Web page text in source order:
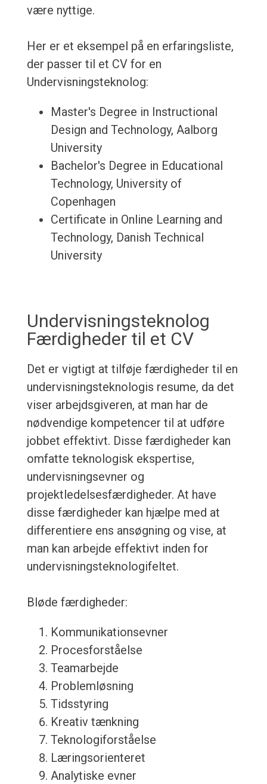
være nyttige.
Her er et eksempel på en erfaringsliste,
der passer til et CV for en
Undervisningsteknolog:
Master's Degree in Instructional
Design and Technology, Aalborg
University
Bachelor's Degree in Educational
Technology, University of
Copenhagen
Certificate in Online Learning and
Technology, Danish Technical
University
Undervisningsteknolog
Færdigheder til et CV
Det er vigtigt at tilføje færdigheder til en
undervisningsteknologis resume, da det
viser arbejdsgiveren, at man har de
nødvendige kompetencer til at udføre
jobbet effektivt. Disse færdigheder kan
omfatte teknologisk ekspertise,
undervisningsevner og
projektledelsesfærdigheder. At have
disse færdigheder kan hjælpe med at
differentiere ens ansøgning og vise, at
man kan arbejde effektivt inden for
undervisningsteknologifeltet.
Bløde færdigheder:
Kommunikationsevner
Procesforståelse
Teamarbejde
Problemløsning
Tidsstyring
Kreativ tænkning
Teknologiforståelse
Læringsorienteret
Analytiske evner